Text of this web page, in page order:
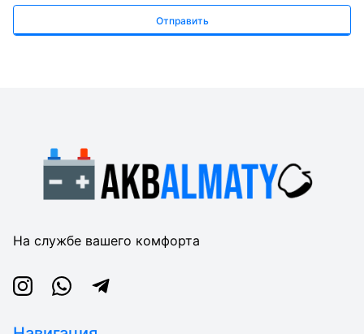
Отправить
На службе вашего комфорта
InstagramWhatsappTelegram